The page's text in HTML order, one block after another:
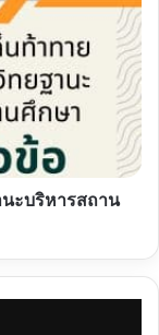
ะบริหารสถาน